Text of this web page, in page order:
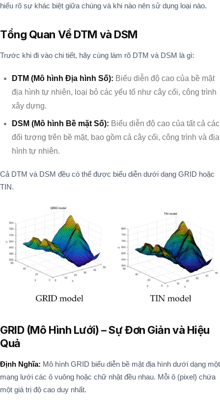
hiểu rõ sự khác biệt giữa chúng và khi nào nên sử dụng loại nào.
Tổng Quan Về DTM và DSM
Trước khi đi vào chi tiết, hãy cùng làm rõ DTM và DSM là gì:
DTM (Mô hình Địa hình Số): Biểu diễn độ cao của bề mặt
địa hình tự nhiên, loại bỏ các yếu tố như cây cối, công trình
xây dựng.
DSM (Mô hình Bề mặt Số): Biểu diễn độ cao của tất cả các
đối tượng trên bề mặt, bao gồm cả cây cối, công trình và địa
hình tự nhiên.
Cả DTM và DSM đều có thể được biểu diễn dưới dạng GRID hoặc
TIN.
GRID (Mô Hình Lưới) – Sự Đơn Giản và Hiệu
Quả
Định Nghĩa: Mô hình GRID biểu diễn bề mặt địa hình dưới dạng một
mạng lưới các ô vuông hoặc chữ nhật đều nhau. Mỗi ô (pixel) chứa
một giá trị độ cao duy nhất.